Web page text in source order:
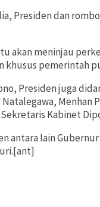
Presiden dan
akan meninjau
khusus pemerintah
Presiden juga
Menhan
Kabinet
antara lain